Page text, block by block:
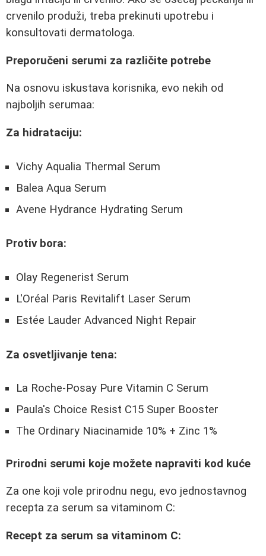
crvenilo produži, treba prekinuti upotrebu i
konsultovati dermatologa.
Preporučeni serumi za različite potrebe
Na osnovu iskustava korisnika, evo nekih od
najboljih serumaa:
Za hidrataciju:
Vichy Aqualia Thermal Serum
Balea Aqua Serum
Avene Hydrance Hydrating Serum
Protiv bora:
Olay Regenerist Serum
L'Oréal Paris Revitalift Laser Serum
Estée Lauder Advanced Night Repair
Za osvetljivanje tena:
La Roche-Posay Pure Vitamin C Serum
Paula's Choice Resist C15 Super Booster
The Ordinary Niacinamide 10% + Zinc 1%
Prirodni serumi koje možete napraviti kod kuće
Za one koji vole prirodnu negu, evo jednostavnog
recepta za serum sa vitaminom C:
Recept za serum sa vitaminom C: